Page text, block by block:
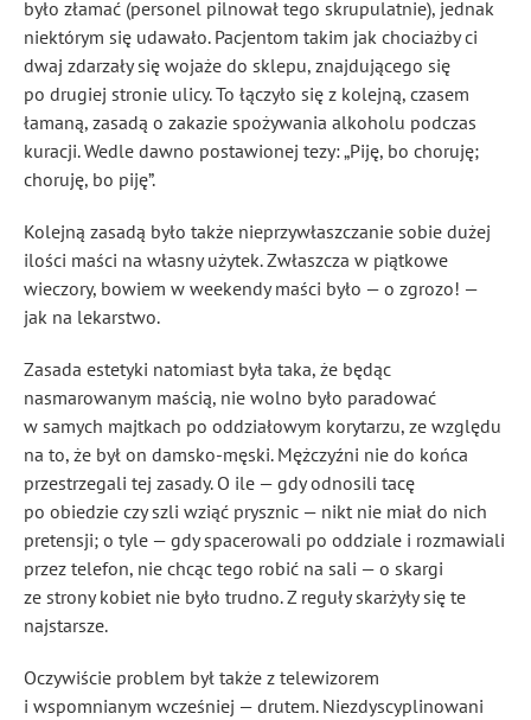
było złamać (personel pilnował tego skrupulatnie), jednak
niektórym się udawało. Pacjentom takim jak chociażby ci
dwaj zdarzały się wojaże do sklepu, znajdującego się
po drugiej stronie ulicy. To łączyło się z kolejną, czasem
łamaną, zasadą o zakazie spożywania alkoholu podczas
kuracji. Wedle dawno postawionej tezy: „Piję, bo choruję;
choruję, bo piję”.
Kolejną zasadą było także nieprzywłaszczanie sobie dużej
ilości maści na własny użytek. Zwłaszcza w piątkowe
wieczory, bowiem w weekendy maści było — o zgrozo! —
jak na lekarstwo.
Zasada estetyki natomiast była taka, że będąc
nasmarowanym maścią, nie wolno było paradować
w samych majtkach po oddziałowym korytarzu, ze względu
na to, że był on damsko-męski. Mężczyźni nie do końca
przestrzegali tej zasady. O ile — gdy odnosili tacę
po obiedzie czy szli wziąć prysznic — nikt nie miał do nich
pretensji; o tyle — gdy spacerowali po oddziale i rozmawiali
przez telefon, nie chcąc tego robić na sali — o skargi
ze strony kobiet nie było trudno. Z reguły skarżyły się te
najstarsze.
Oczywiście problem był także z telewizorem
i wspomnianym wcześniej — drutem. Niezdyscyplinowani